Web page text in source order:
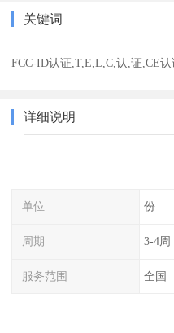
关键词
FCC-ID认证,T,E,L,C,认,证,CE认
详细说明
单位 份
周期 3-4周
服务范围 全国